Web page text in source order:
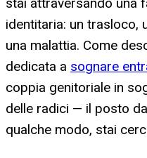
identitaria: un trasloco,
una malattia. Come
dedicata a sognare
coppia genitoriale in
delle radici — il posto
qualche modo, stai